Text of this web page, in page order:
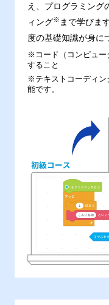
え、プログラミング
ィング※ まで学びま
度の基礎知識が身に
※コード（コンピュー
すること
※テキストコーディン
能です。